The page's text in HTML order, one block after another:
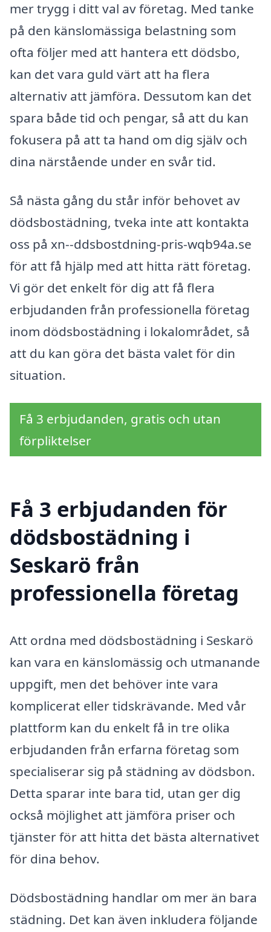
mer trygg i ditt val av företag. Med tanke
på den känslomässiga belastning som
ofta följer med att hantera ett dödsbo,
kan det vara guld värt att ha flera
alternativ att jämföra. Dessutom kan det
spara både tid och pengar, så att du kan
fokusera på att ta hand om dig själv och
dina närstående under en svår tid.
Så nästa gång du står inför behovet av
dödsbostädning, tveka inte att kontakta
oss på xn--ddsbostdning-pris-wqb94a.se
för att få hjälp med att hitta rätt företag.
Vi gör det enkelt för dig att få flera
erbjudanden från professionella företag
inom dödsbostädning i lokalområdet, så
att du kan göra det bästa valet för din
situation.
Få 3 erbjudanden, gratis och utan
förpliktelser
Få 3 erbjudanden för
dödsbostädning i
Seskarö från
professionella företag
Att ordna med dödsbostädning i Seskarö
kan vara en känslomässig och utmanande
uppgift, men det behöver inte vara
komplicerat eller tidskrävande. Med vår
plattform kan du enkelt få in tre olika
erbjudanden från erfarna företag som
specialiserar sig på städning av dödsbon.
Detta sparar inte bara tid, utan ger dig
också möjlighet att jämföra priser och
tjänster för att hitta det bästa alternativet
för dina behov.
Dödsbostädning handlar om mer än bara
städning. Det kan även inkludera följande